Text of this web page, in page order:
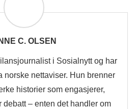
C. OLSEN
i Sosialnytt og har
norske nettaviser. Hun brenner
historier som engasjerer,
debatt – enten det handler om